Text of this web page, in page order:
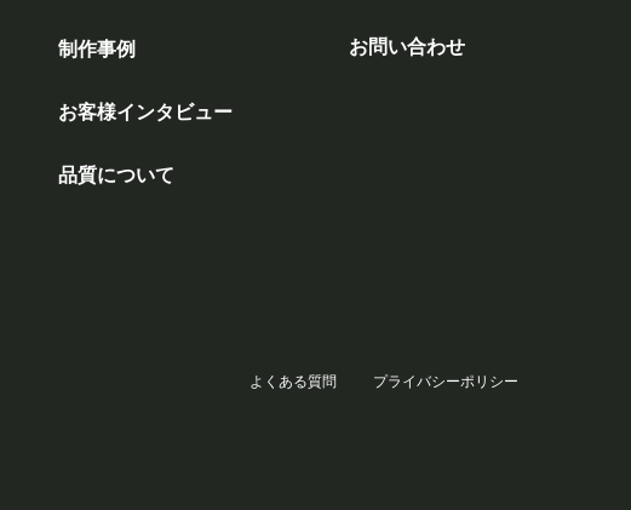
制作事例
お客様インタビュー
品質について
お問い合わせ
よくある質問 プライバシーポリシー